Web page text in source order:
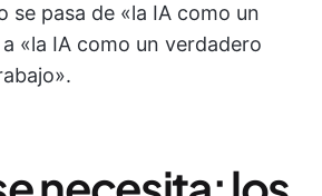
se pasa de «la IA como un
«la IA como un verdadero